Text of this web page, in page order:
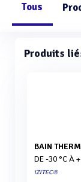
Tous
Produits
BAIN
DE -30 °C À
IZITEC®